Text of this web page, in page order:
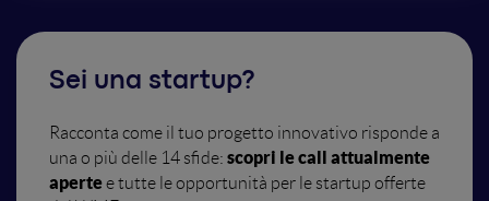
Sei una startup?
Racconta come il tuo progetto innovativo risponde a
una o più delle 14 sfide: scopri le call attualmente
apertee tutte le opportunità per le startup offerte